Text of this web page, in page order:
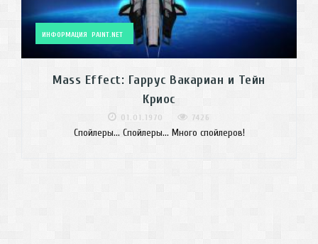
ИНФОРМАЦИЯ PAINT.NET
Mass Effect: Гаррус Вакариан и Тейн
Криос
01.01.1970 7426
Спойлеры... Спойлеры... Много спойлеров!